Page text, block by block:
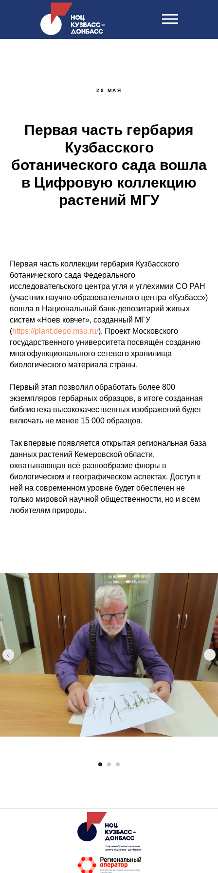
29 МАЯ
Первая часть гербария
Кузбасского
ботанического сада вошла
в Цифровую коллекцию
растений МГУ
Первая часть коллекции гербария Кузбасского
ботанического сада Федерального
исследовательского центра угля и углехимии СО РАН
(участник научно-образовательного центра «Кузбасс»)
вошла в Национальный банк-депозитарий живых
систем «Ноев ковчег», созданный МГУ
(https://plant.depo.msu.ru/). Проект Московского
государственного университета посвящён созданию
многофункционального сетевого хранилища
биологического материала страны.
Первый этап позволил обработать более 800
экземпляров гербарных образцов, в итоге созданная
библиотека высококачественных изображений будет
включать не менее 15 000 образцов.
Так впервые появляется открытая региональная база
данных растений Кемеровской области,
охватывающая всё разнообразие флоры в
биологическом и географическом аспектах. Доступ к
ней на современном уровне будет обеспечен не
только мировой научной общественности, но и всем
любителям природы.